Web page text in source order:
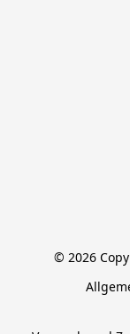
© 2026